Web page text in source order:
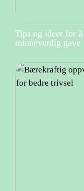
Tips og ideer for å
minneverdig gave